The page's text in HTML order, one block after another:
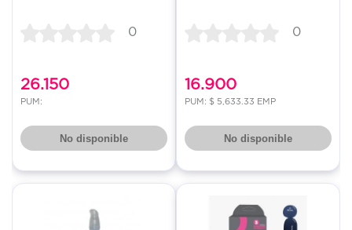
0
26.150
PUM:
No disponible
0
16.900
PUM: $ 5,633.33 EMP
No disponible